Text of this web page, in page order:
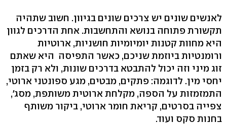
לאנשים שונים יש צרכים שונים בגיוון. חשוב שתהיה
תקשורת פתוחה בנושא והתחשבות. אחת הדרכים לגוון
היא מחוות קטנות יומיומיות חושניות, ארוטיות
ורומנטיות ביוזמת שניכם, כאשר התפיסה היא שאתם
זוג מיני וזה יכול להתבטא בדרכים שונות, ולא רק בזמן
יחסי מין. לדוגמה: פתקים, מבטים, מגע ספונטני ארוטי,
התמזמזות על הספה, מקלחת ארוטית משותפת, מסג',
צפייה בסרטים, קריאת חומר ארוטי, ביקור משותף
בחנות סקס ועוד.